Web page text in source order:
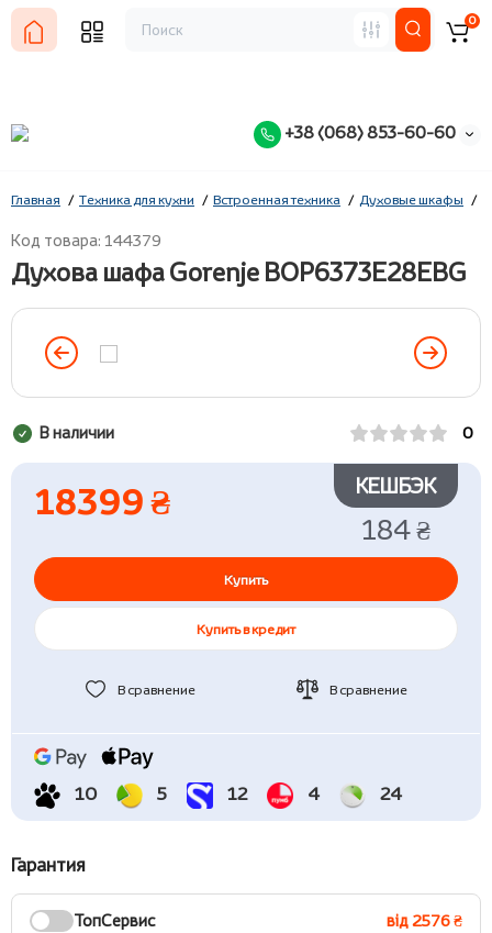
+38 (068) 853-60-60
0
Главная Техника для кухни Встроенная техника Духовые шкафы
Код товара: 144379
Духова шафа Gorenje BOP6373E28EBG
В наличии 0
18399 ₴ КЕШБЭК
184 ₴
Купить
Купить в кредит
В сравнение В сравнение
10 5 12 4 24
Гарантия
ТопСервис від 2576 ₴